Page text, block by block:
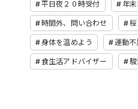
平日夜２０時受付 年
時間外、問い合わせ
身体を温めよう 運動不
食生活アドバイザー